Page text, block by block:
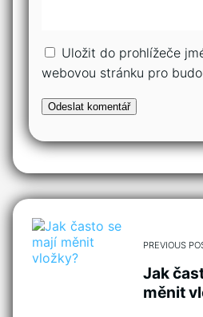
Uložit do prohlížeče
webovou stránku pro
PREVIOUS
Jak
měnit